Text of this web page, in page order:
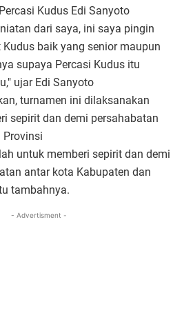
Kudus Edi Sanyoto
dari saya, ini saya pingin
baik yang senior maupun
supaya Percasi Kudus itu
ujar Edi Sanyoto
turnamen ini dilaksanakan
sepirit dan demi persahabatan
Provinsi
untuk memberi sepirit dan demi
antar kota Kabupaten dan
tambahnya.
- Advertisment -